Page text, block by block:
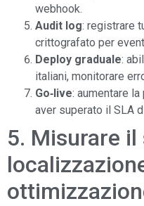
webhook.
Audit log: registrare
crittografato per
Deploy graduale:
italiani, monitorare
Go‑live: aumentare
aver superato il SLA
5. Misurare